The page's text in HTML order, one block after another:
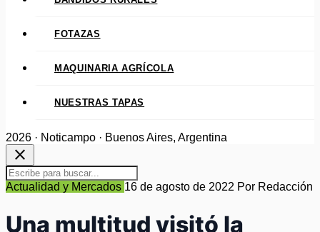
FOTAZAS
MAQUINARIA AGRÍCOLA
NUESTRAS TAPAS
2026 · Noticampo · Buenos Aires, Argentina
close
Actualidad y Mercados 16 de agosto de 2022 Por Redacción
Una multitud visitó la